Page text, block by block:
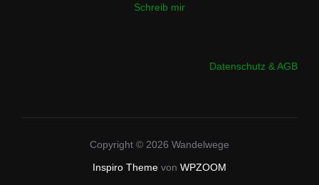
Schreib mir
Datenschutz & AGB
Copyright © 2026 Wandelwege
Inspiro Theme von WPZOOM